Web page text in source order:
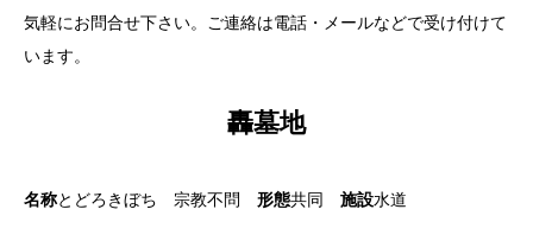
気軽にお問合せ下さい。ご連絡は電話・メールなどで受け付けて
います。
轟墓地
名称とどろきぼち 宗教不問 形態共同 施設水道